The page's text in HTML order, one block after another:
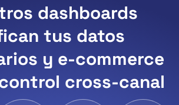
dashboards
tus datos
y e-commerce
cross-canal